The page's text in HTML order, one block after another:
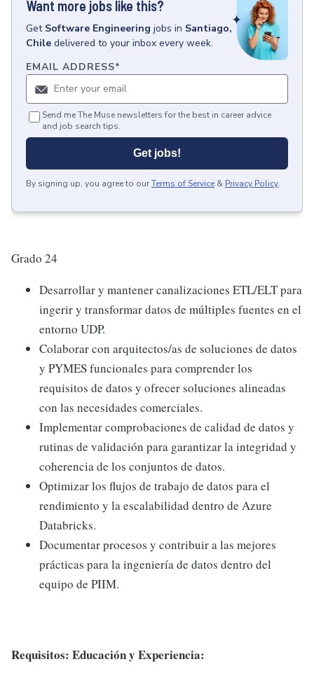
Want more jobs like this?
Get Software Engineering jobs in Santiago,
Chile delivered to your inbox every week.
EMAIL ADDRESS*
Send me The Muse newsletters for the best in career advice
and job search tips.
Get jobs!
By signing up, you agree to ourTerms of Service & Privacy Policy.
Grado 24
Desarrollar y mantener canalizaciones ETL/ELT para
ingerir y transformar datos de múltiples fuentes en el
entorno UDP.
Colaborar con arquitectos/as de soluciones de datos
y PYMES funcionales para comprender los
requisitos de datos y ofrecer soluciones alineadas
con las necesidades comerciales.
Implementar comprobaciones de calidad de datos y
rutinas de validación para garantizar la integridad y
coherencia de los conjuntos de datos.
Optimizar los flujos de trabajo de datos para el
rendimiento y la escalabilidad dentro de Azure
Databricks.
Documentar procesos y contribuir a las mejores
prácticas para la ingeniería de datos dentro del
equipo de PIIM.
Requisitos: Educación y Experiencia: